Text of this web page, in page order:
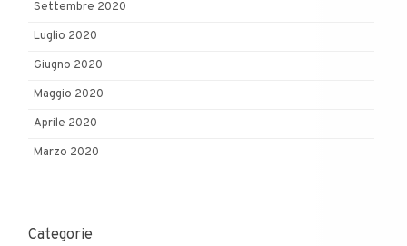
Settembre 2020
Luglio 2020
Giugno 2020
Maggio 2020
Aprile 2020
Marzo 2020
Categorie